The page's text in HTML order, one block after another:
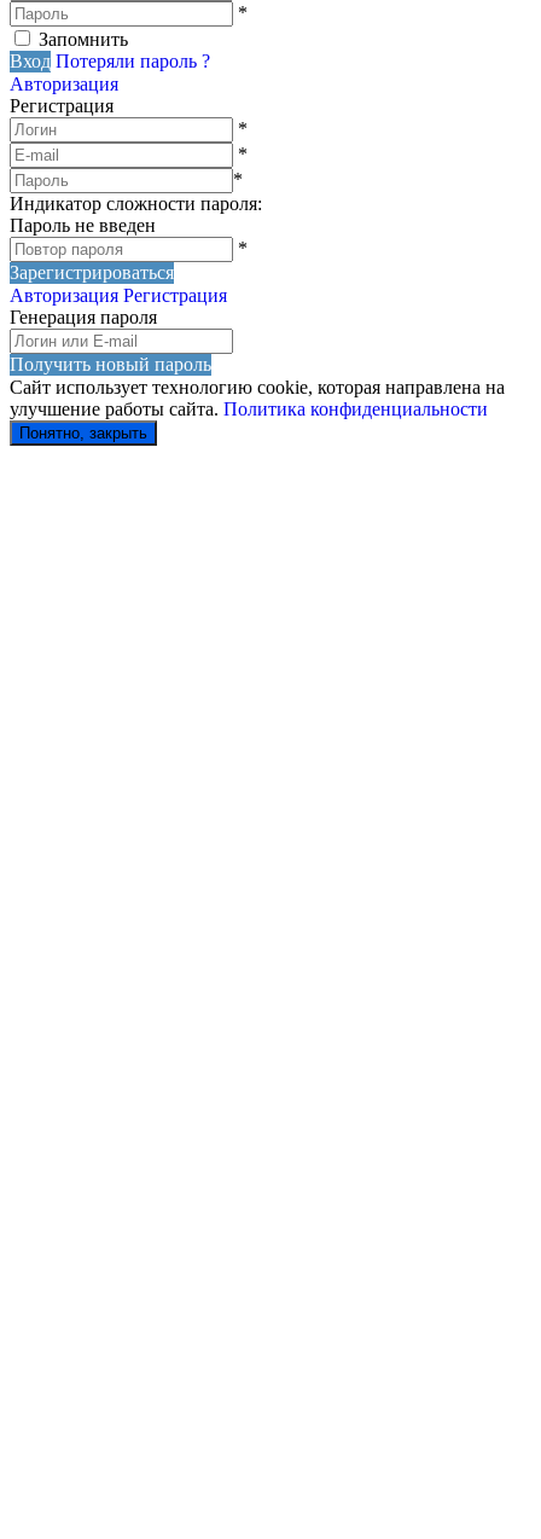
*
Запомнить
Вход Потеряли пароль ?
Авторизация
Регистрация
*
*
*
Индикатор сложности пароля:
Пароль не введен
*
Зарегистрироваться
Авторизация Регистрация
Генерация пароля
Получить новый пароль
Сайт использует технологию cookie, которая направлена на
улучшение работы сайта. Политика конфиденциальности
Понятно, закрыть